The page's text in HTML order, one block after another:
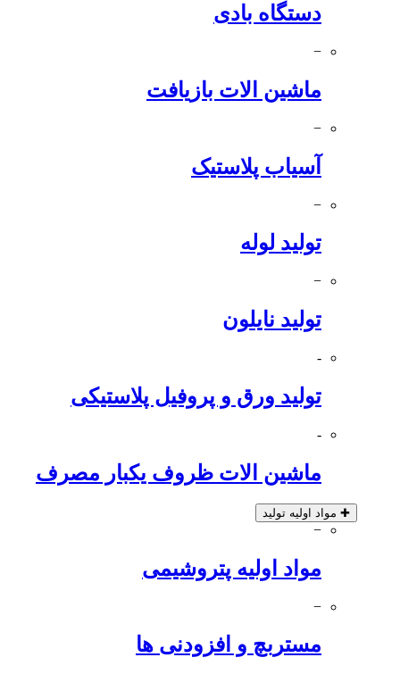
دستگاه بادی
−
ماشین الات بازیافت
−
آسیاب پلاستیک
−
تولید لوله
−
تولید نایلون
-
تولید ورق و پروفیل پلاستیکی
-
ماشین الات ظروف یکبار مصرف
✚ مواد اولیه تولید
−
مواد اولیه پتروشیمی
−
مستربچ و افزودنی ها